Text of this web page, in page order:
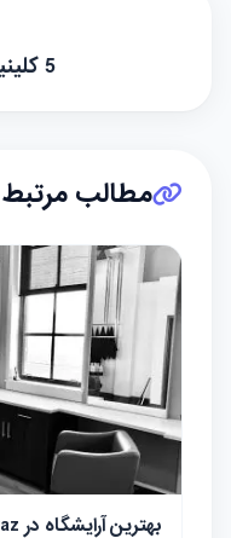
5 کلینیک برتر لیفت با نخ در تهران…
مطالب مرتبط
بهترین آرایشگاه در Shiraz – لیست کامل